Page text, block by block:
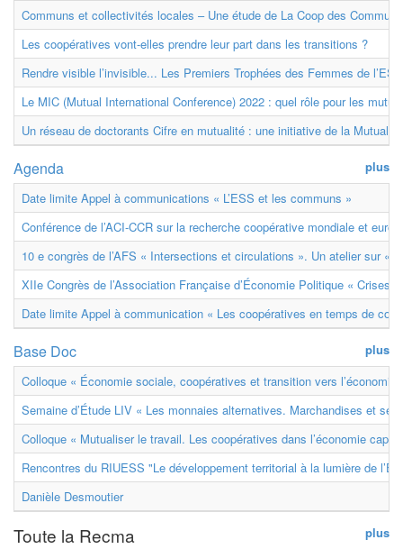
Communs et collectivités locales – Une étude de La Coop des
Les coopératives vont-elles prendre leur part dans les transitions ?
Rendre visible l’invisible... Les Premiers Trophées des Femmes de
Le MIC (Mutual International Conference) 2022 : quel rôle pour les
Un réseau de doctorants Cifre en mutualité : une initiative de la
plus
Agenda
Date limite Appel à communications « L’ESS et les communs »
Conférence de l’ACI-CCR sur la recherche coopérative mondiale et
10 e congrès de l’AFS « Intersections et circulations ». Un atelier sur «
XIIe Congrès de l’Association Française d’Économie Politique « Crises
Date limite Appel à communication « Les coopératives en temps de
plus
Base Doc
Colloque « Économie sociale, coopératives et transition vers
Semaine d’Étude LIV « Les monnaies alternatives. Marchandises et
Colloque « Mutualiser le travail. Les coopératives dans l’économie
Rencontres du RIUESS "Le développement territorial à la lumière de
Danièle Desmoutier
plus
Toute la Recma